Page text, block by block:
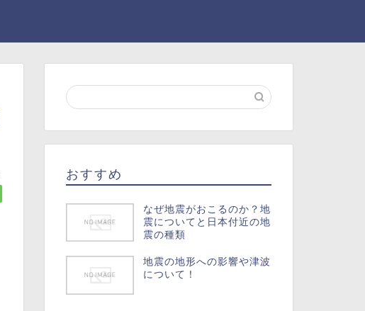
おすすめ
なぜ地震がおこるのか？地
震についてと日本付近の地
震の種類
地震の地形への影響や津波
について！